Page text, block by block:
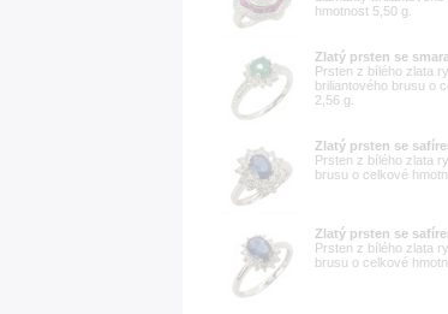
hmotnost 5,50 g.
Zlatý prsten se
Prsten z bílého zlata
briliantového brusu o
2,56 g.
Zlatý prsten se
Prsten z bílého zlata
brusu o celkové
Zlatý prsten se
Prsten z bílého zlata
brusu o celkové